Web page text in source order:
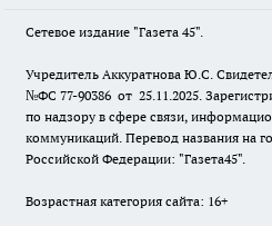
Сетевое издание "Газета 45".
Учредитель Аккуратнова Ю.С.
№ФС 77-90386 от 25.11.2025.
по надзору в сфере связи,
коммуникаций. Перевод названия на
Российской Федерации: "Газета45".
Возрастная категория сайта: 16+